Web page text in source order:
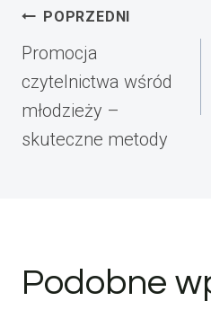
Nawigacja
wpisu
POPRZEDNI
Promocja
czytelnictwa wśród
młodzieży –
skuteczne metody
Podobne